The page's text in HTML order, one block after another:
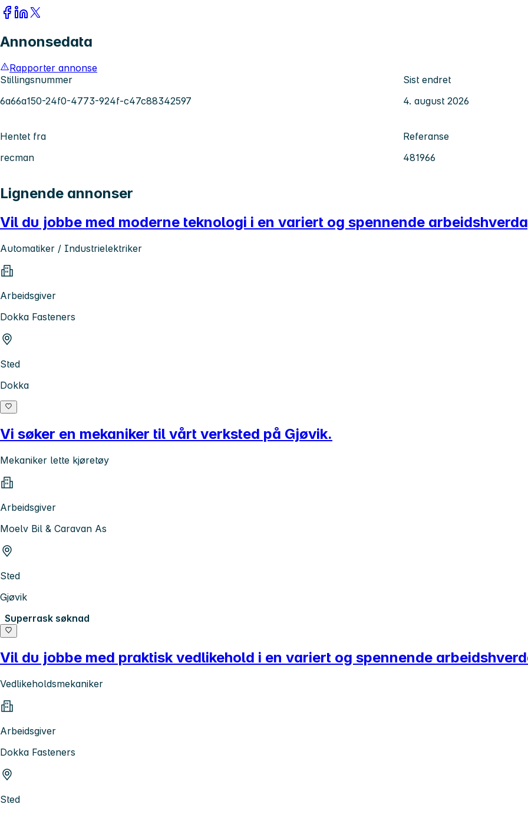
Annonsedata
Rapporter annonse
Stillingsnummer
6a66a150-24f0-4773-924f-c47c88342597
Sist endret
4. august 2026
Hentet fra
recman
Referanse
481966
Lignende annonser
Vil du jobbe med moderne teknologi i en variert og spennende
Automatiker / Industrielektriker
Arbeidsgiver
Dokka Fasteners
Sted
Dokka
Vi søker en mekaniker til vårt verksted på Gjøvik.
Mekaniker lette kjøretøy
Arbeidsgiver
Moelv Bil & Caravan As
Sted
Gjøvik
Superrask søknad
Vil du jobbe med praktisk vedlikehold i en variert og spennende
Vedlikeholdsmekaniker
Arbeidsgiver
Dokka Fasteners
Sted